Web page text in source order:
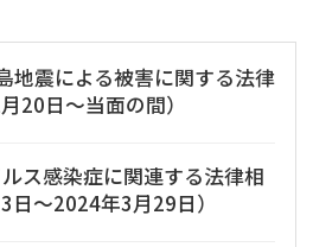
地震による被害に関する法律
20日～当面の間）
ス感染症に関連する法律相
～2024年3月29日）